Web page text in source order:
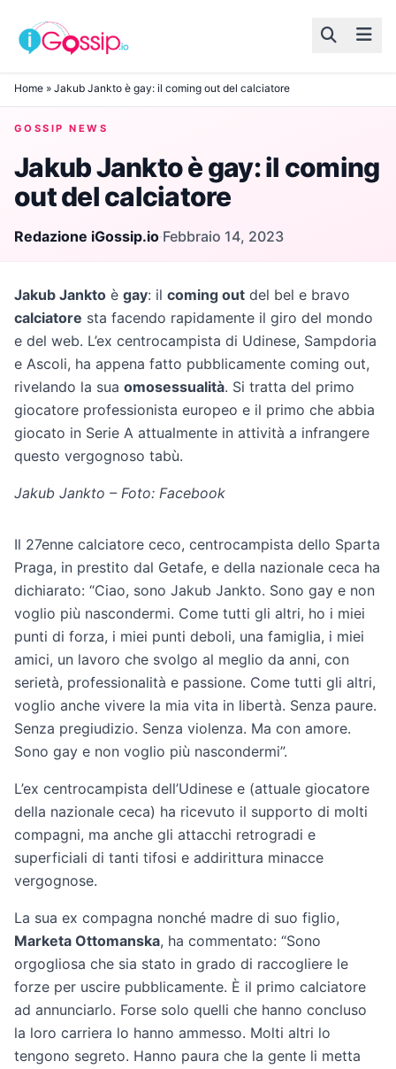
Skip to content
Home » Jakub Jankto è gay: il coming out del calciatore
GOSSIP NEWS
Jakub Jankto è gay: il coming
out del calciatore
Redazione iGossip.io·Febbraio 14, 2023
Jakub Jankto è gay: il coming out del bel e bravo
calciatore sta facendo rapidamente il giro del mondo
e del web. L’ex centrocampista di Udinese, Sampdoria
e Ascoli, ha appena fatto pubblicamente coming out,
rivelando la sua omosessualità. Si tratta del primo
giocatore professionista europeo e il primo che abbia
giocato in Serie A attualmente in attività a infrangere
questo vergognoso tabù.
Jakub Jankto – Foto: Facebook
Il 27enne calciatore ceco, centrocampista dello Sparta
Praga, in prestito dal Getafe, e della nazionale ceca ha
dichiarato: “Ciao, sono Jakub Jankto. Sono gay e non
voglio più nascondermi. Come tutti gli altri, ho i miei
punti di forza, i miei punti deboli, una famiglia, i miei
amici, un lavoro che svolgo al meglio da anni, con
serietà, professionalità e passione. Come tutti gli altri,
voglio anche vivere la mia vita in libertà. Senza paure.
Senza pregiudizio. Senza violenza. Ma con amore.
Sono gay e non voglio più nascondermi”.
L’ex centrocampista dell’Udinese e (attuale giocatore
della nazionale ceca) ha ricevuto il supporto di molti
compagni, ma anche gli attacchi retrogradi e
superficiali di tanti tifosi e addirittura minacce
vergognose.
La sua ex compagna nonché madre di suo figlio,
Marketa Ottomanska, ha commentato: “Sono
orgogliosa che sia stato in grado di raccogliere le
forze per uscire pubblicamente. È il primo calciatore
ad annunciarlo. Forse solo quelli che hanno concluso
la loro carriera lo hanno ammesso. Molti altri lo
tengono segreto. Hanno paura che la gente li metta